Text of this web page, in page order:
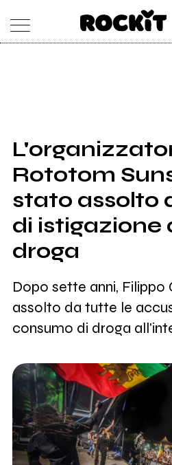
SHOP
RADIO
Rototom
stato assolto
di istigazione
droga
Dopo sette anni, Filippo
assolto da tutte le
consumo di droga